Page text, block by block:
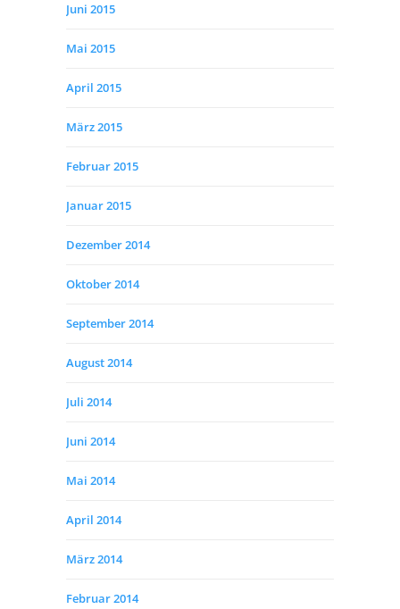
Juni 2015
Mai 2015
April 2015
März 2015
Februar 2015
Januar 2015
Dezember 2014
Oktober 2014
September 2014
August 2014
Juli 2014
Juni 2014
Mai 2014
April 2014
März 2014
Februar 2014